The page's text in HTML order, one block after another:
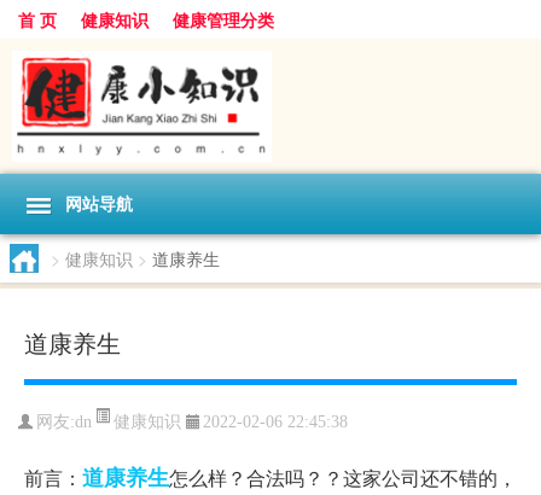
首 页 健康知识 健康管理分类
网站导航
> 健康知识 > 道康养生
道康养生
网友:dn 健康知识 2022-02-06 22:45:38
前言： 道康养生怎么样？合法吗？？这家公司还不错的，